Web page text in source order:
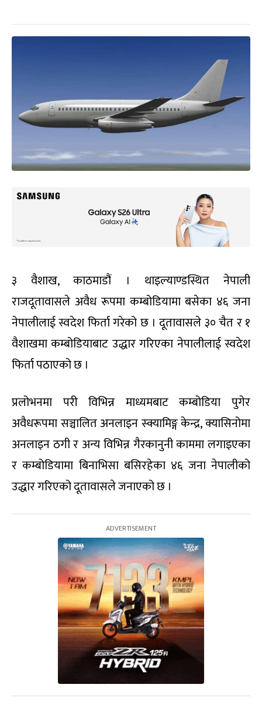
३ वैशाख, काठमाडौं । थाइल्याण्डस्थित नेपाली
राजदूतावासले अवैध रूपमा कम्बोडियामा बसेका ४६ जना
नेपालीलाई स्वदेश फिर्ता गरेको छ । दूतावासले ३० चैत र १
वैशाखमा कम्बोडियाबाट उद्धार गरिएका नेपालीलाई स्वदेश
फिर्ता पठाएको छ ।
प्रलोभनमा परी विभिन्न माध्यमबाट कम्बोडिया पुगेर
अवैधरूपमा सञ्चालित अनलाइन स्क्यामिङ्ग केन्द्र, क्यासिनोमा
अनलाइन ठगी र अन्य विभिन्न गैरकानुनी काममा लगाइएका
र कम्बोडियामा बिनाभिसा बसिरहेका ४६ जना नेपालीको
उद्धार गरिएको दूतावासले जनाएको छ ।